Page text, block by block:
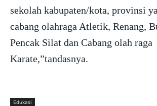
sekolah kabupaten/kota, provinsi
cabang olahraga Atletik, Renang,
Pencak Silat dan Cabang olah raga
Karate,”tandasnya.
Edukasi